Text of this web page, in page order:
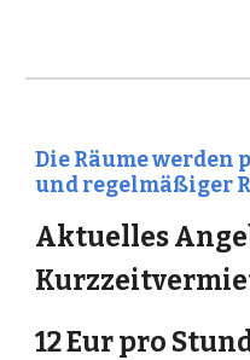
Die Räume
und regelmäßiger
Aktuelles
12 Eur pro